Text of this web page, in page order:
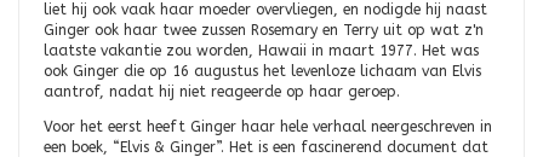
liet hij ook vaak haar moeder overvliegen, en nodigde hij naast
Ginger ook haar twee zussen Rosemary en Terry uit op wat z'n
laatste vakantie zou worden, Hawaii in maart 1977. Het was
ook Ginger die op 16 augustus het levenloze lichaam van Elvis
aantrof, nadat hij niet reageerde op haar geroep.
Voor het eerst heeft Ginger haar hele verhaal neergeschreven in
een boek, “Elvis & Ginger”. Het is een fascinerend document dat